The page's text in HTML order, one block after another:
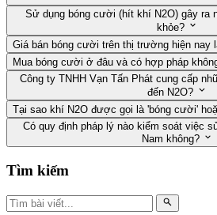
Sử dụng bóng cười (hít khí N2O) gây ra
khỏe?
Giá bán bóng cười trên thị trường hiện nay
Mua bóng cười ở đâu và có hợp pháp
Công ty TNHH Vạn Tấn Phát cung cấp
đến N2O?
Tại sao khí N2O được gọi là 'bóng cười'
Có quy định pháp lý nào kiểm soát việc
Nam không?
Tìm kiếm